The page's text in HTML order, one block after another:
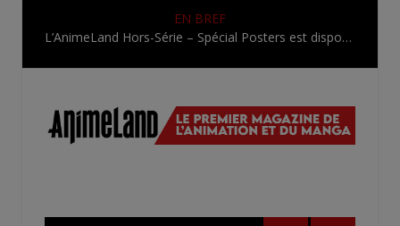
EN BREF
L’AnimeLand Hors-Série – Spécial Posters est disponible !